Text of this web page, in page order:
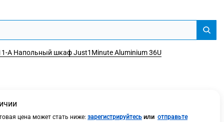
A Напольный шкаф Just1Minute Aluminium 36U
цена может стать ниже: зарегистрируйтесь или отправьте